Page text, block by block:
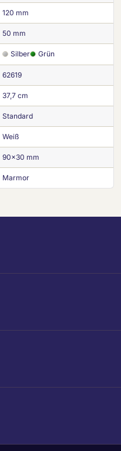
120 mm
50 mm
Silber Grün
62619
37,7 cm
Standard
Weiß
90x30 mm
Marmor